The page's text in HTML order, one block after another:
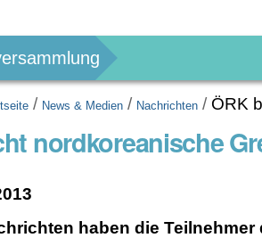
/ News & Medien / Nachrichten / ÖRK
nordkoreanische
haben die Teilnehmer